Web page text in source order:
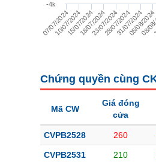
07/07/2024
10/07/2024
15/07/2024
18/07/2024
23/07/2024
28/07/2024
31/07/2024
05/08/2024
08/
-4k
Chứng quyền cùng
Mã CW
Giá đóng
cửa
CVPB2528 260
CVPB2531 210
CÔNG NGHỆ THÔNG TIN
BẤT ĐỘNG SẢN
Mã chứng khoán(-)
Cổ phiếu Chỉ số